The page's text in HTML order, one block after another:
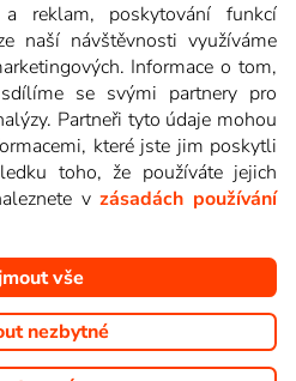
tomto webu jsou zobrazovány
které můžete sledovat v Lepší.TV.
reklam, poskytování funkcí
naší návštěvnosti využíváme
Informace o tom,
se svými partnery pro
Partneři tyto údaje mohou
které jste jim poskytli
toho, že používáte jejich
vzásadách používání
vše
nezbytné